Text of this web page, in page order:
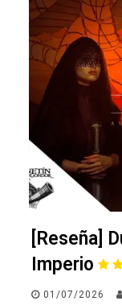
[Reseña]
Imperio
01/07/2026